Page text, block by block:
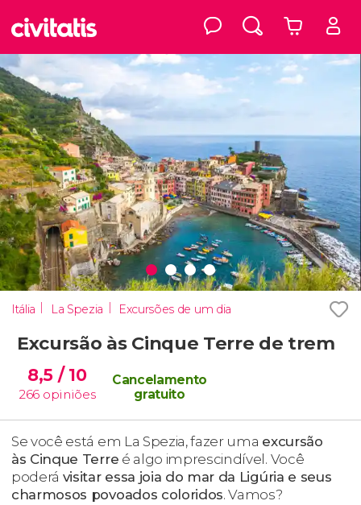
Itália La Spezia Excursões de um dia
Excursão às Cinque Terre de trem
8,5 / 10
266 opiniões
Cancelamento
gratuito
Se você está em La Spezia, fazer uma excursão
às Cinque Terre é algo imprescindível. Você
poderá visitar essa joia do mar da Ligúria e seus
charmosos povoados coloridos. Vamos?